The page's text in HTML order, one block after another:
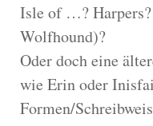
Isle of …?
Wolfhound)?
Oder doch eine
wie Erin oder
Formen/